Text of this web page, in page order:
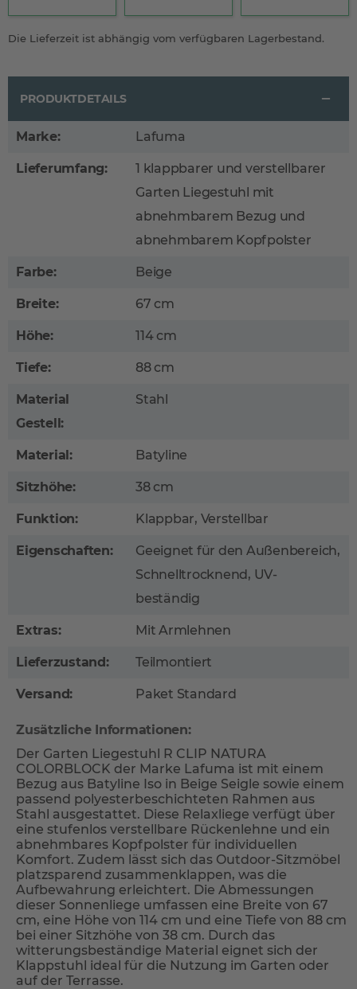
Die Lieferzeit ist abhängig vom verfügbaren Lagerbestand.
PRODUKTDETAILS
Marke: Lafuma
Lieferumfang:
1 klappbarer und verstellbarer
Garten Liegestuhl mit
abnehmbarem Bezug und
abnehmbarem Kopfpolster
Farbe: Beige
Breite: 67 cm
Höhe: 114 cm
Tiefe: 88 cm
Material
Gestell:
Stahl
Material: Batyline
Sitzhöhe: 38 cm
Funktion: Klappbar, Verstellbar
Eigenschaften:
Geeignet für den Außenbereich,
Schnelltrocknend, UV-
beständig
Extras: Mit Armlehnen
Lieferzustand: Teilmontiert
Versand: Paket Standard
Zusätzliche Informationen:
Der Garten Liegestuhl R CLIP NATURA
COLORBLOCK der Marke Lafuma ist mit einem
Bezug aus Batyline Iso in Beige Seigle sowie einem
passend polyesterbeschichteten Rahmen aus
Stahl ausgestattet. Diese Relaxliege verfügt über
eine stufenlos verstellbare Rückenlehne und ein
abnehmbares Kopfpolster für individuellen
Komfort. Zudem lässt sich das Outdoor-Sitzmöbel
platzsparend zusammenklappen, was die
Aufbewahrung erleichtert. Die Abmessungen
dieser Sonnenliege umfassen eine Breite von 67
cm, eine Höhe von 114 cm und eine Tiefe von 88 cm
bei einer Sitzhöhe von 38 cm. Durch das
witterungsbeständige Material eignet sich der
Klappstuhl ideal für die Nutzung im Garten oder
auf der Terrasse.